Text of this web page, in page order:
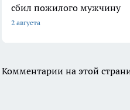
сбил пожилого мужчину
2 августа
Комментарии на этой